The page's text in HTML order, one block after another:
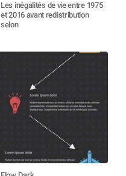
Les inégalités de vie entre 1975
et 2016 avant redistribution
selon